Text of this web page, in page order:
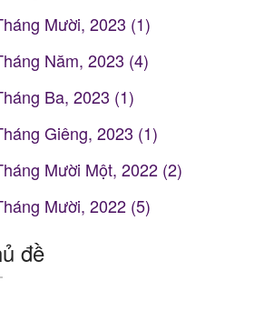
Mười, 2023 (1)
Năm, 2023 (4)
Ba, 2023 (1)
Giêng, 2023 (1)
Mười Một, 2022 (2)
Mười, 2022 (5)
đề